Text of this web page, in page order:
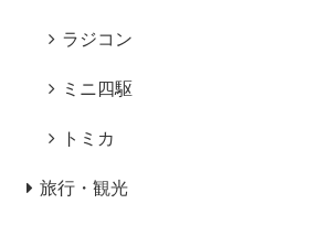
ラジコン
ミニ四駆
トミカ
旅行・観光